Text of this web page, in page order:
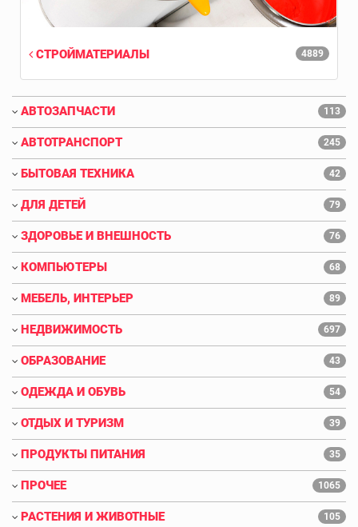
4889
СТРОЙМАТЕРИАЛЫ
АВТОЗАПЧАСТИ 113
АВТОТРАНСПОРТ 245
БЫТОВАЯ ТЕХНИКА 42
ДЛЯ ДЕТЕЙ 79
ЗДОРОВЬЕ И ВНЕШНОСТЬ 76
КОМПЬЮТЕРЫ 68
МЕБЕЛЬ, ИНТЕРЬЕР 89
НЕДВИЖИМОСТЬ 697
ОБРАЗОВАНИЕ 43
ОДЕЖДА И ОБУВЬ 54
ОТДЫХ И ТУРИЗМ 39
ПРОДУКТЫ ПИТАНИЯ 35
ПРОЧЕЕ 1065
РАСТЕНИЯ И ЖИВОТНЫЕ 105